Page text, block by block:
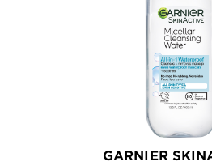
GARNIER